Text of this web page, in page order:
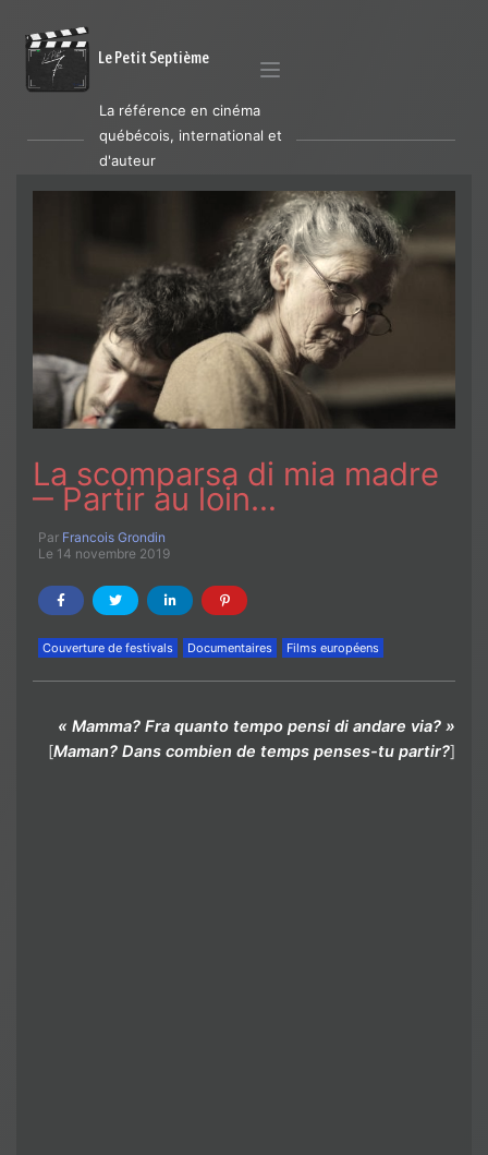
Le Petit Septième
La référence en cinéma
québécois, international et
d'auteur
La scomparsa di mia madre
‒ Partir au loin…
Par Francois Grondin
Le 14 novembre 2019
Couverture de festivals Documentaires Films européens
« Mamma? Fra quanto tempo pensi di andare via? »
[Maman? Dans combien de temps penses-tu partir?]